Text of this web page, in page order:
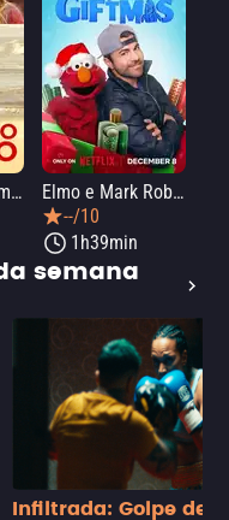
Correndo por Um Sonho
Elmo e Mark Rober na Oficina de Natal
--/10
1h39min
semana
Infiltrada: Golpe de